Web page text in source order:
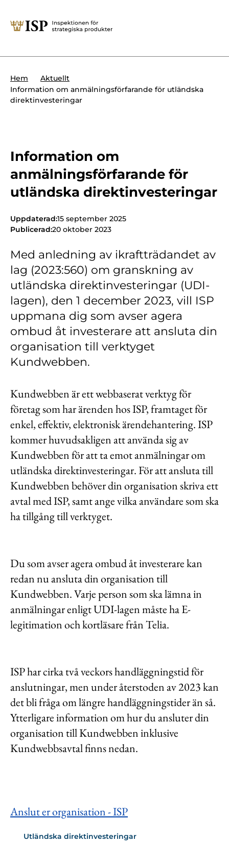
Söktips:
Presskontakt
Forskningssäkerhet
Krigsmateriel
Produkter med dubbla
Internationella sanktioner
Kemvapen-konventionen
Om ISP
Lediga jobb
Kundwebben
In English
Hem
Aktuellt
Information om anmälningsförfarande för utländska
direktinvesteringar
Information om
anmälningsförfarande för
utländska direktinvesteringar
Uppdaterad:15 september 2025
Publicerad:20 oktober 2023
Med anledning av ikraftträdandet av
lag (2023:560) om granskning av
utländska direktinvesteringar (UDI-
lagen), den 1 december 2023, vill ISP
uppmana dig som avser agera
ombud åt investerare att ansluta din
organisation till verktyget
Kundwebben.
Kundwebben är ett webbaserat verktyg för
företag som har ärenden hos ISP, framtaget för
enkel, effektiv, elektronisk ärendehantering. ISP
kommer huvudsakligen att använda sig av
Kundwebben för att ta emot anmälningar om
utländska direktinvesteringar. För att ansluta till
Kundwebben behöver din organisation skriva ett
avtal med ISP, samt ange vilka användare som ska
ha tillgång till verktyget.
Du som avser agera ombud åt investerare kan
redan nu ansluta din organisation till
Kundwebben. Varje person som ska lämna in
anmälningar enligt UDI-lagen måste ha E-
legitimation och kortläsare från Telia.
ISP har cirka två veckors handläggningstid för
anslutningar, men under återstoden av 2023 kan
det bli fråga om längre handläggningstider än så.
Ytterligare information om hur du ansluter din
organisation till Kundwebben inklusive
Kundwebbsavtal finns nedan.
Anslut er organisation - ISP
Utländska direktinvesteringar